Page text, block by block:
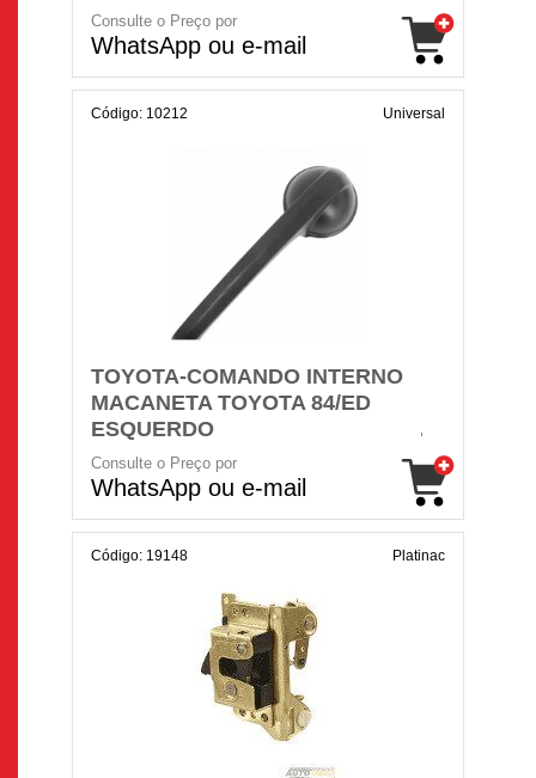
Consulte o Preço por
WhatsApp ou e-mail
Código: 10212 Universal
TOYOTA-COMANDO INTERNO
MACANETA TOYOTA 84/ED
ESQUERDO
Consulte o Preço por
WhatsApp ou e-mail
Código: 19148 Platinac